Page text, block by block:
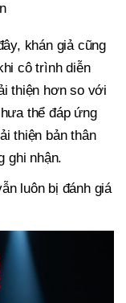
khán giả cũng
cô trình diễn
thiện hơn so với
thể đáp ứng
thiện bản thân
ghi nhận.
luôn bị đánh giá